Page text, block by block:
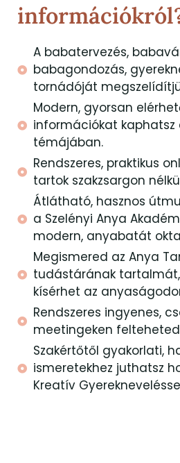
A babatervezés,
babagondozás,
tornádóját
Modern, gyorsan
információkat kaphatsz
témájában.
Rendszeres, praktikus
tartok szakzsargon
Átlátható, hasznos
a Szelényi Anya
modern, anyabatát
Megismered az Anya
tudástárának
kísérhet az
Rendszeres ingyenes,
meetingeken
Szakértőtől gyakorlati,
ismeretekhez juthatsz
Kreatív